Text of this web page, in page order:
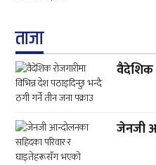
ताजा
वैदेशिक
जेनजी